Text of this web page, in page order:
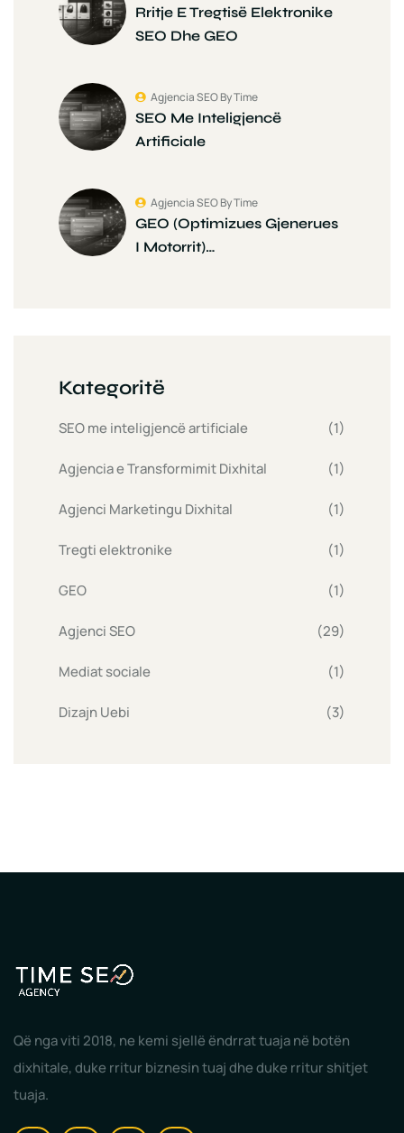
Rritje E Tregtisë Elektronike
SEO Dhe GEO
SEO Me Inteligjencë
Artificiale
Agjencia SEO By Time
GEO (Optimizues Gjenerues
I Motorrit)…
Agjencia SEO By Time
Kategoritë
SEO me inteligjencë artificiale (1)
Agjencia e Transformimit Dixhital (1)
Agjenci Marketingu Dixhital (1)
Tregti elektronike (1)
GEO (1)
Agjenci SEO (29)
Mediat sociale (1)
Dizajn Uebi (3)
Që nga viti 2018, ne kemi sjellë ëndrrat tuaja në botën
dixhitale, duke rritur biznesin tuaj dhe duke rritur shitjet
tuaja.